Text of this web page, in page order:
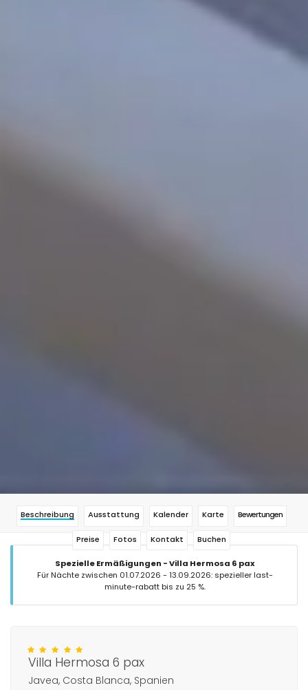
Beschreibung Ausstattung Kalender Karte Bewertungen
Preise Fotos Kontakt Buchen
Spezielle Ermäßigungen - Villa Hermosa 6 pax
Für Nächte zwischen 01.07.2026 - 13.09.2026: spezieller last-
minute-rabatt bis zu 25 %.
Villa Hermosa 6 pax
Javea, Costa Blanca, Spanien